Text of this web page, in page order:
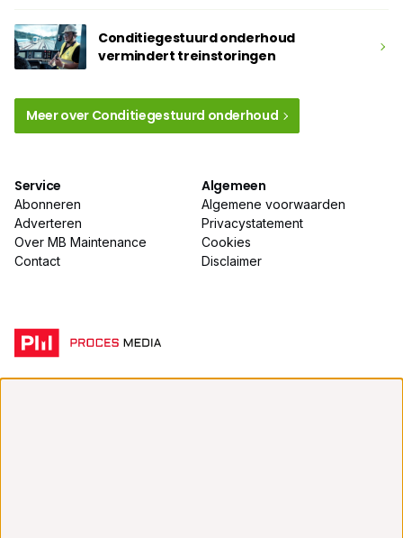
Conditiegestuurd onderhoud
vermindert treinstoringen
Meer over Conditiegestuurd onderhoud
Service
Abonneren
Adverteren
Over MB Maintenance
Contact
Algemeen
Algemene voorwaarden
Privacystatement
Cookies
Disclaimer